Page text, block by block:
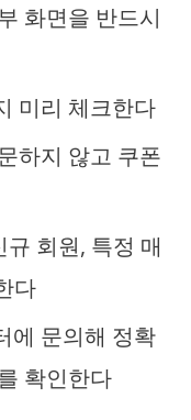
화면을 반드시
미리 체크한다
하지 않고 쿠폰
회원, 특정 매
다
에 문의해 정확
확인한다